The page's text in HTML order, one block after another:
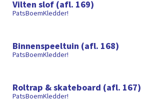
Vilten slof (afl. 169)
PatsBoemKledder!
Binnenspeeltuin (afl. 168)
PatsBoemKledder!
Roltrap & skateboard (afl. 167)
PatsBoemKledder!